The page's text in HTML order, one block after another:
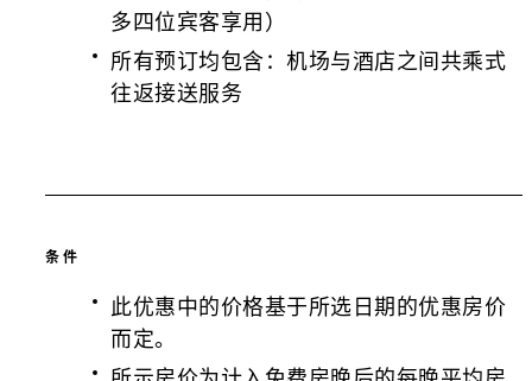
多四位宾客享用）
所有预订均包含：机场与酒店之间共乘式
往返接送服务
条件
此优惠中的价格基于所选日期的优惠房价
而定。